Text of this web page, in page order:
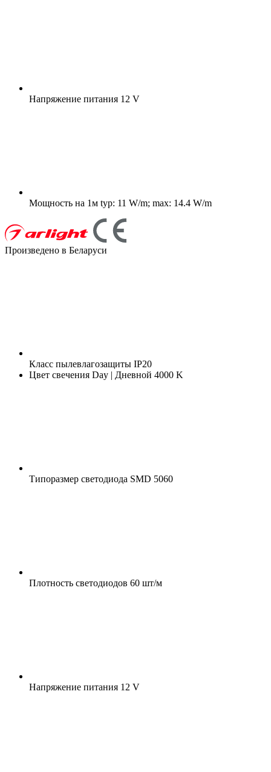
Напряжение питания 12 V
Мощность на 1м typ: 11 W/m; max: 14.4 W/m
Произведено в Беларуси
Класс пылевлагозащиты IP20
Цвет свечения Day | Дневной 4000 K
Типоразмер светодиода SMD 5060
Плотность светодиодов 60 шт/м
Напряжение питания 12 V